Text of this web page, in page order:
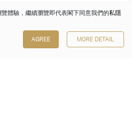
體驗，繼續瀏覽即代表閣下同意我們的私隱
AGREE MORE DETAIL